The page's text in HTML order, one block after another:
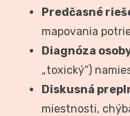
Predčasné
mapovania
Diagnóza
„toxický“)
Diskusná
miestnosti,